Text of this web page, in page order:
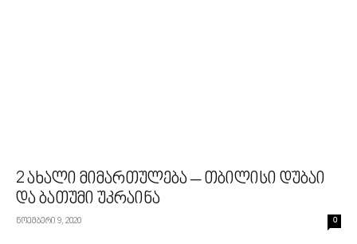
2 ახალი მიმართულება – თბილისი დუბაი
და ბათუმი უკრაინა
ნოემბერი 9, 2020 0